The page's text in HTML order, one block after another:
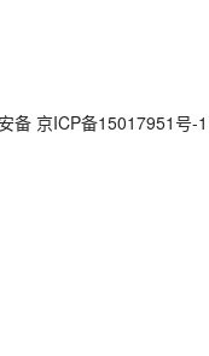
备 京ICP备15017951号-1